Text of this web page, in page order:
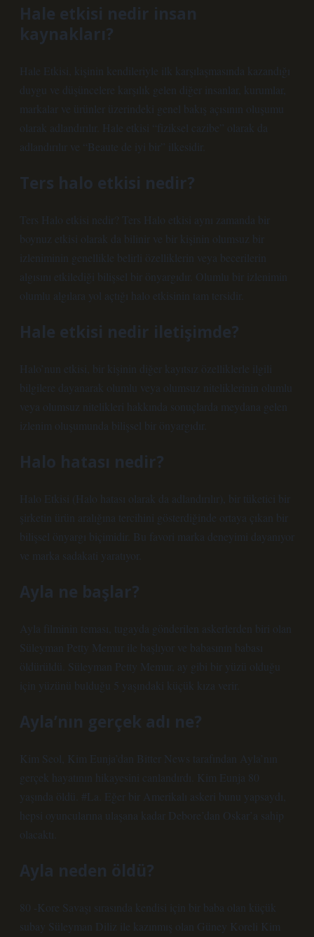
Hale etkisi nedir insan
kaynakları?
Hale Etkisi, kişinin kendileriyle ilk karşılaşmasında kazandığı
duygu ve düşüncelere karşılık gelen diğer insanlar, kurumlar,
markalar ve ürünler üzerindeki genel bakış açısının oluşumu
olarak adlandırılır. Hale etkisi “fiziksel cazibe” olarak da
adlandırılır ve “Beaute de iyi bir” ilkesidir.
Ters halo etkisi nedir?
Ters Halo etkisi nedir? Ters Halo etkisi aynı zamanda bir
boynuz etkisi olarak da bilinir ve bir kişinin olumsuz bir
izleniminin genellikle belirli özelliklerin veya becerilerin
algısını etkilediği bilişsel bir önyargıdır. Olumlu bir izlenimin
olumlu algılara yol açtığı halo etkisinin tam tersidir.
Hale etkisi nedir iletişimde?
Halo’nun etkisi, bir kişinin diğer kayıtsız özelliklerle ilgili
bilgilere dayanarak olumlu veya olumsuz niteliklerinin olumlu
veya olumsuz nitelikleri hakkında sonuçlarda meydana gelen
izlenim oluşumunda bilişsel bir önyargıdır.
Halo hatası nedir?
Halo Etkisi (Halo hatası olarak da adlandırılır), bir tüketici bir
şirketin ürün aralığına tercihini gösterdiğinde ortaya çıkan bir
bilişsel önyargı biçimidir. Bu favori marka deneyimi dayanıyor
ve marka sadakati yaratıyor.
Ayla ne başlar?
Ayla filminin teması, tugayda gönderilen askerlerden biri olan
Süleyman Petty Memur ile başlıyor ve babasının babası
öldürüldü. Süleyman Petty Memur, ay gibi bir yüzü olduğu
için yüzünü bulduğu 5 yaşındaki küçük kıza verir.
Ayla’nın gerçek adı ne?
Kim Seol, Kim Eunja’dan Bitter News tarafından Ayla’nın
gerçek hayatının hikayesini canlandırdı. Kim Eunja 80
yaşında öldü. #La. Eğer bir Amerikalı askeri bunu yapsaydı,
hepsi oyuncularına ulaşana kadar Debore’dan Oskar’a sahip
olacaktı.
Ayla neden öldü?
80 -Kore Savaşı sırasında kendisi için bir baba olan küçük
subay Süleyman Diliz ile kazınmış olan Güney Koreli Kim